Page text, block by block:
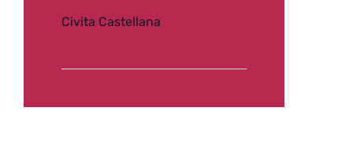
Civita Castellana